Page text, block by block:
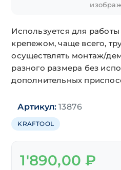
Используется для
крепежом, чаще всего,
осуществлять монтаж/
разного размера без
дополнительных
Артикул: 13876
KRAFTOOL
1'890,00₽